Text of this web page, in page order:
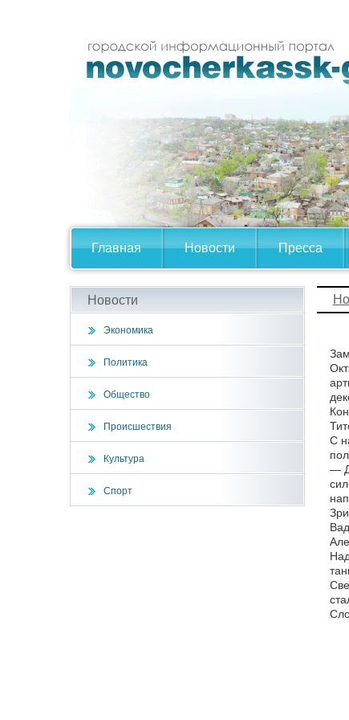
Главная Новости Пресса
Новости
Экономика
Политика
Общество
Происшествия
Культура
Спорт
С
—